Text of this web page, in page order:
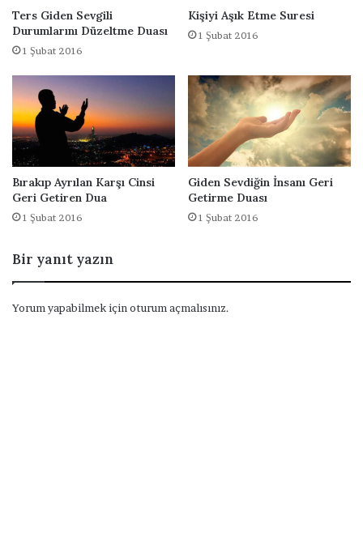
Ters Giden Sevgili
Durumlarını Düzeltme Duası
1 Şubat 2016
Kişiyi Aşık Etme Suresi
1 Şubat 2016
Bırakıp Ayrılan Karşı Cinsi
Geri Getiren Dua
1 Şubat 2016
Giden Sevdiğin İnsanı Geri
Getirme Duası
1 Şubat 2016
Bir yanıt yazın
Yorum yapabilmek için oturum açmalısınız.